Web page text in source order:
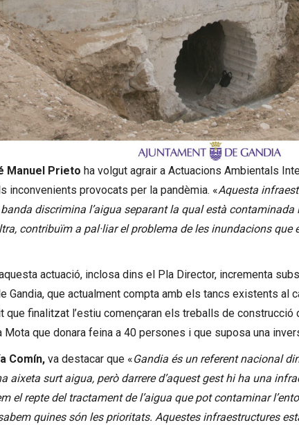
Manuel Prieto ha volgut agrair a Actuacions Ambientals
inconvenients provocats per la pandèmia. «Aquesta
discrimina l’aigua separant la qual està
contribuïm a pal·liar el problema de les inundacions
actuació, inclosa dins el Pla Director, incrementa
Gandia, que actualment compta amb els tancs existents al
que finalitzat l’estiu començaran els treballs de
Mota que donara feina a 40 persones i que suposa una
Comín, va destacar que «Gandia és un referent nacional
aixeta surt aigua, però darrere d’aquest gest hi ha una
el repte del tractament de l’aigua que pot contaminar
quines són les prioritats. Aquestes infraestructures